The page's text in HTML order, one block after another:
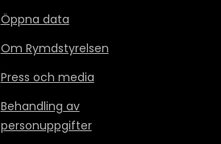
Öppna data
Om Rymdstyrelsen
Press och media
Behandling av
personuppgifter